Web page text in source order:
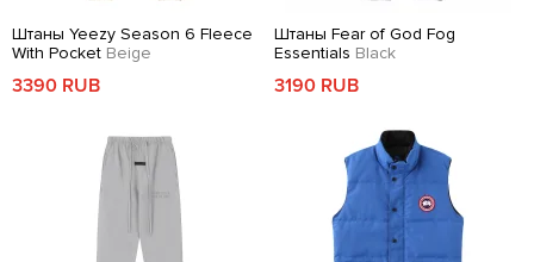
Штаны Yeezy Season 6 Fleece
With Pocket Beige
3390 RUB
Штаны Fear of God Fog
Essentials Black
3190 RUB